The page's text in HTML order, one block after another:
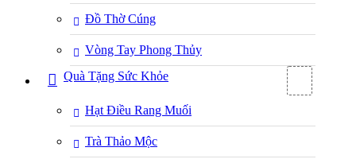
Đồ Thờ Cúng
Vòng Tay Phong Thủy
Quà Tặng Sức Khỏe
Hạt Điều Rang Muối
Trà Thảo Mộc